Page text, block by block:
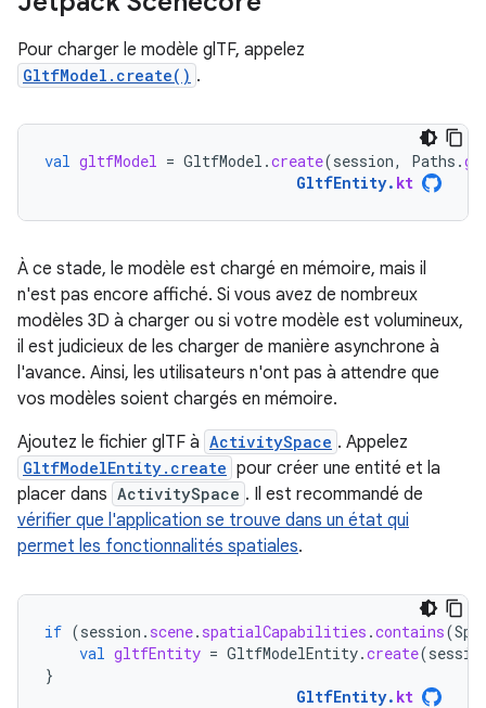
Pour charger le modèle glTF, appelez
GltfModel.create() .
val gltfModel = GltfModel .create(session, Paths .
GltfEntity. kt
À ce stade, le modèle est chargé en mémoire, mais il
n'est pas encore affiché. Si vous avez de nombreux
modèles 3D à charger ou si votre modèle est volumineux,
il est judicieux de les charger de manière asynchrone à
l'avance. Ainsi, les utilisateurs n'ont pas à attendre que
vos modèles soient chargés en mémoire.
Ajoutez le fichier glTF à ActivitySpace . Appelez
GltfModelEntity.create pour créer une entité et la
placer dans ActivitySpace . Il est recommandé de
vérifier que l'application se trouve dans un état qui
permet les fonctionnalités spatiales.
if (session . scene. spatialCapabilities .contains(
val gltfEntity = GltfModelEntity.create(
}
GltfEntity. kt